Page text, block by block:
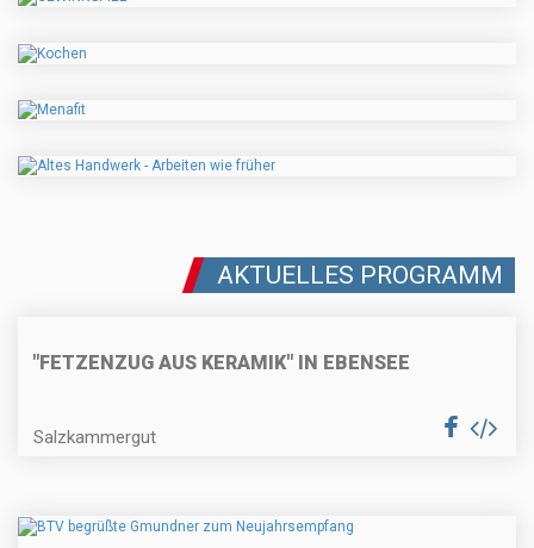
AKTUELLES PROGRAMM
"FETZENZUG AUS KERAMIK" IN EBENSEE
Salzkammergut